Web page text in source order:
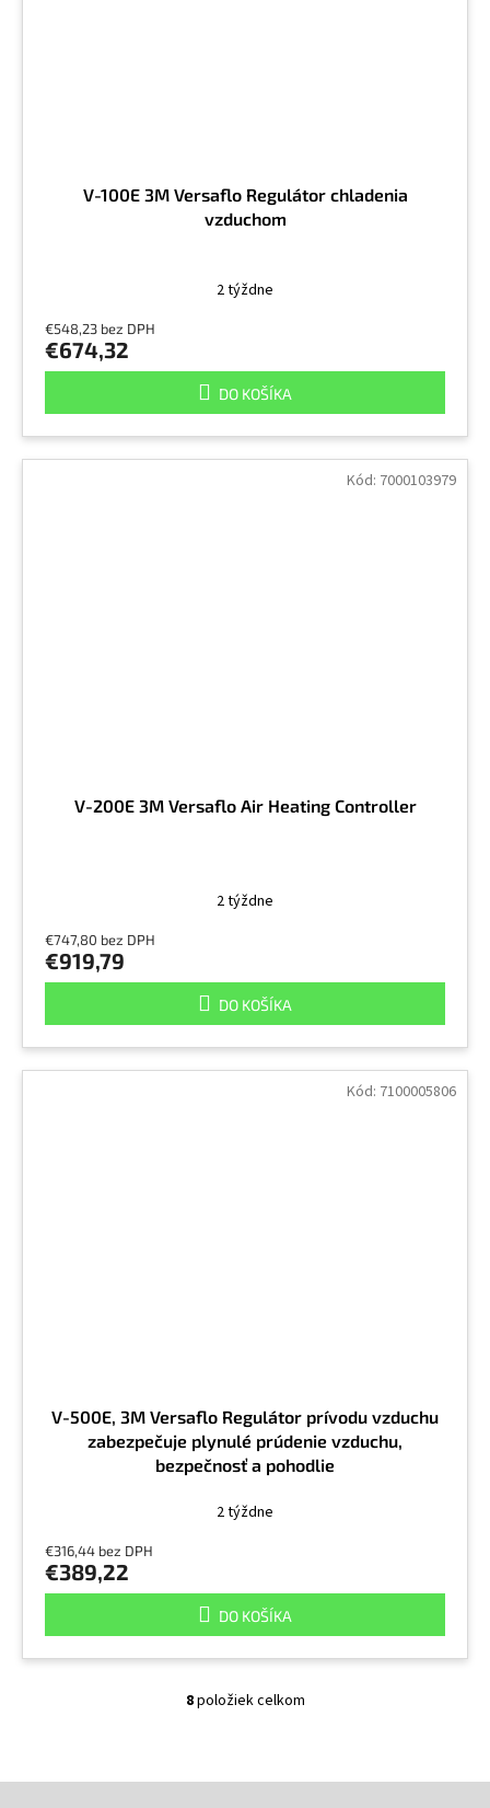
V-100E 3M Versaflo Regulátor chladenia
vzduchom
2 týždne
€548,23 bez DPH
€674,32
DO KOŠÍKA
V-200E 3M Versaflo Air Heating Controller
2 týždne
€747,80 bez DPH
€919,79
DO KOŠÍKA
Kód: 7000103979
V-500E, 3M Versaflo Regulátor prívodu vzduchu
zabezpečuje plynulé prúdenie vzduchu,
bezpečnosť a pohodlie
2 týždne
€316,44 bez DPH
€389,22
DO KOŠÍKA
Kód: 7100005806
O
8položiek celkom